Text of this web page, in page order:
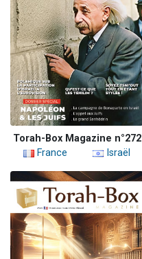
Torah-Box Magazine n°272
France
Israël